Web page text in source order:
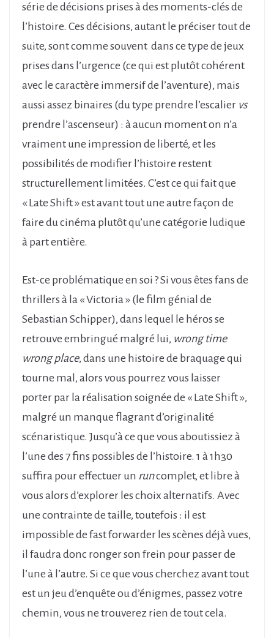
série de décisions prises à des moments-clés de
l’histoire. Ces décisions, autant le préciser tout de
suite, sont comme souvent dans ce type de jeux
prises dans l’urgence (ce qui est plutôt cohérent
avec le caractère immersif de l’aventure), mais
aussi assez binaires (du type prendre l’escalier vs
prendre l’ascenseur) : à aucun moment on n’a
vraiment une impression de liberté, et les
possibilités de modifier l’histoire restent
structurellement limitées. C’est ce qui fait que
« Late Shift » est avant tout une autre façon de
faire du cinéma plutôt qu’une catégorie ludique
à part entière.
Est-ce problématique en soi ? Si vous êtes fans de
thrillers à la « Victoria » (le film génial de
Sebastian Schipper), dans lequel le héros se
retrouve embringué malgré lui, wrong time
wrong place, dans une histoire de braquage qui
tourne mal, alors vous pourrez vous laisser
porter par la réalisation soignée de « Late Shift »,
malgré un manque flagrant d’originalité
scénaristique. Jusqu’à ce que vous aboutissiez à
l’une des 7 fins possibles de l’histoire. 1 à 1h30
suffira pour effectuer un runcomplet, et libre à
vous alors d’explorer les choix alternatifs. Avec
une contrainte de taille, toutefois : il est
impossible de fast forwarder les scènes déjà vues,
il faudra donc ronger son frein pour passer de
l’une à l’autre. Si ce que vous cherchez avant tout
est un jeu d’enquête ou d’énigmes, passez votre
chemin, vous ne trouverez rien de tout cela.